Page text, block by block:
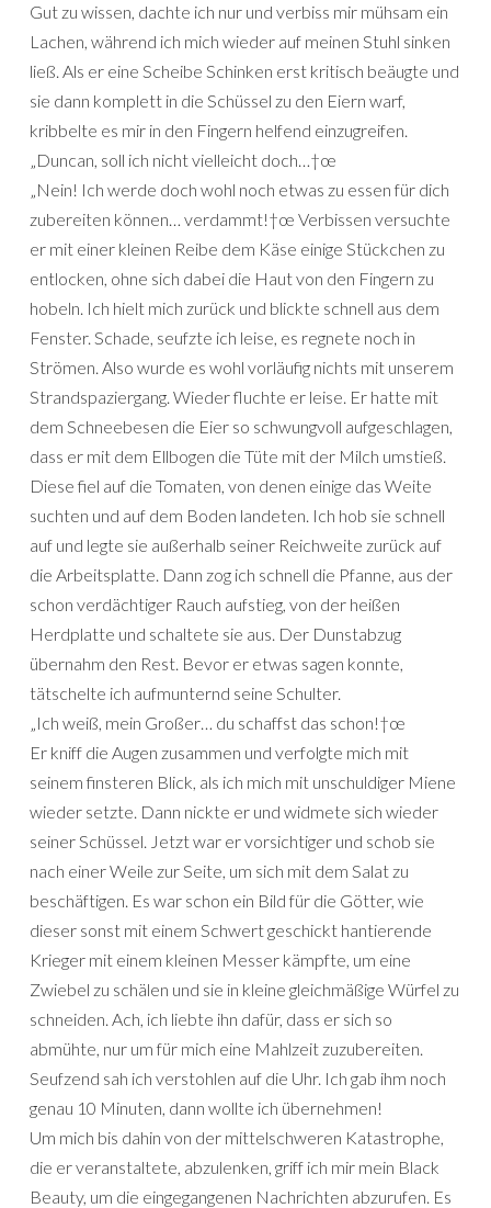
Gut zu wissen, dachte ich nur und verbiss mir mühsam ein
Lachen, während ich mich wieder auf meinen Stuhl sinken
ließ. Als er eine Scheibe Schinken erst kritisch beäugte und
sie dann komplett in die Schüssel zu den Eiern warf,
kribbelte es mir in den Fingern helfend einzugreifen.
„Duncan, soll ich nicht vielleicht doch…†œ
„Nein! Ich werde doch wohl noch etwas zu essen für dich
zubereiten können… verdammt!†œ Verbissen versuchte
er mit einer kleinen Reibe dem Käse einige Stückchen zu
entlocken, ohne sich dabei die Haut von den Fingern zu
hobeln. Ich hielt mich zurück und blickte schnell aus dem
Fenster. Schade, seufzte ich leise, es regnete noch in
Strömen. Also wurde es wohl vorläufig nichts mit unserem
Strandspaziergang. Wieder fluchte er leise. Er hatte mit
dem Schneebesen die Eier so schwungvoll aufgeschlagen,
dass er mit dem Ellbogen die Tüte mit der Milch umstieß.
Diese fiel auf die Tomaten, von denen einige das Weite
suchten und auf dem Boden landeten. Ich hob sie schnell
auf und legte sie außerhalb seiner Reichweite zurück auf
die Arbeitsplatte. Dann zog ich schnell die Pfanne, aus der
schon verdächtiger Rauch aufstieg, von der heißen
Herdplatte und schaltete sie aus. Der Dunstabzug
übernahm den Rest. Bevor er etwas sagen konnte,
tätschelte ich aufmunternd seine Schulter.
„Ich weiß, mein Großer… du schaffst das schon!†œ
Er kniff die Augen zusammen und verfolgte mich mit
seinem finsteren Blick, als ich mich mit unschuldiger Miene
wieder setzte. Dann nickte er und widmete sich wieder
seiner Schüssel. Jetzt war er vorsichtiger und schob sie
nach einer Weile zur Seite, um sich mit dem Salat zu
beschäftigen. Es war schon ein Bild für die Götter, wie
dieser sonst mit einem Schwert geschickt hantierende
Krieger mit einem kleinen Messer kämpfte, um eine
Zwiebel zu schälen und sie in kleine gleichmäßige Würfel zu
schneiden. Ach, ich liebte ihn dafür, dass er sich so
abmühte, nur um für mich eine Mahlzeit zuzubereiten.
Seufzend sah ich verstohlen auf die Uhr. Ich gab ihm noch
genau 10 Minuten, dann wollte ich übernehmen!
Um mich bis dahin von der mittelschweren Katastrophe,
die er veranstaltete, abzulenken, griff ich mir mein Black
Beauty, um die eingegangenen Nachrichten abzurufen. Es